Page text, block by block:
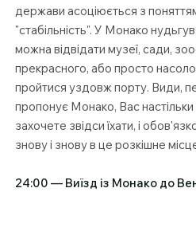
держави асоціюється з
"стабільність". У Монако
можна відвідати музеї, сади,
прекрасного, або просто
пройтися уздовж порту. Види,
пропонує Монако, Вас
захочете звідси їхати, і
знову і знову в це розкішне
24:00 — Виїзд із Монако до